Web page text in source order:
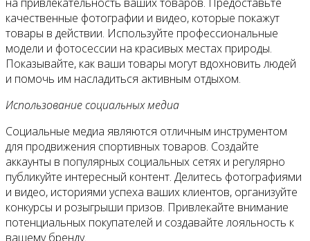
качественные фотографии и видео, которые покажут
товары в действии. Используйте профессиональные
модели и фотосессии на красивых местах природы.
Показывайте, как ваши товары могут вдохновить людей
и помочь им насладиться активным отдыхом.
Использование социальных медиа
Социальные медиа являются отличным инструментом
для продвижения спортивных товаров. Создайте
аккаунты в популярных социальных сетях и регулярно
публикуйте интересный контент. Делитесь фотографиями
и видео, историями успеха ваших клиентов, организуйте
конкурсы и розыгрыши призов. Привлекайте внимание
потенциальных покупателей и создавайте лояльность к
вашему бренду.